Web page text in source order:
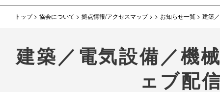
トップ 協会について 拠点情報/アクセスマップ お知らせ一覧 建築
建築／電気設備／機
ェブ配